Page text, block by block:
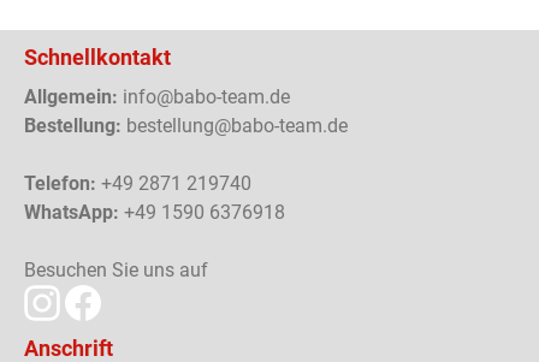
Schnellkontakt
Allgemein: info@babo-team.de
Bestellung: bestellung@babo-team.de
Telefon: +49 2871 219740
WhatsApp: +49 1590 6376918
Besuchen Sie uns auf
Anschrift